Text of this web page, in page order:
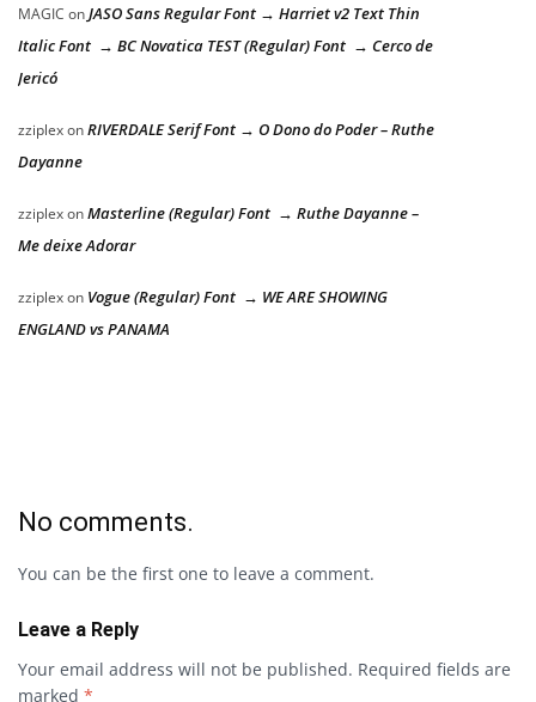
MAGIC onJASO Sans Regular Font → Harriet v2 Text Thin
Italic Font → BC Novatica TEST (Regular) Font → Cerco de
Jericó
zziplexonRIVERDALE Serif Font → O Dono do Poder – Ruthe
Dayanne
zziplexonMasterline (Regular) Font → Ruthe Dayanne –
Me deixe Adorar
zziplexon Vogue (Regular) Font → WE ARE SHOWING
ENGLAND vs PANAMA
No comments.
You can be the first one to leave a comment.
Leave a Reply
Your email address will not be published. Required fields are
marked *